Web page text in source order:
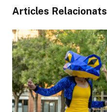
Articles Relacionats